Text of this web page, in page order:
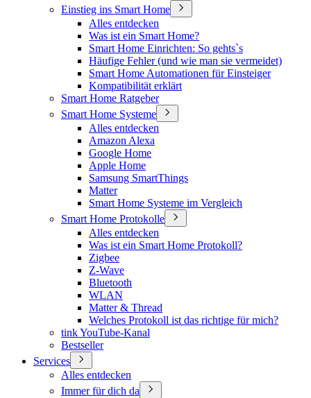
Einstieg ins Smart Home
Alles entdecken
Was ist ein Smart Home?
Smart Home Einrichten: So gehts`s
Häufige Fehler (und wie man sie vermeidet)
Smart Home Automationen für Einsteiger
Kompatibilität erklärt
Smart Home Ratgeber
Smart Home Systeme
Alles entdecken
Amazon Alexa
Google Home
Apple Home
Samsung SmartThings
Matter
Smart Home Systeme im Vergleich
Smart Home Protokolle
Alles entdecken
Was ist ein Smart Home Protokoll?
Zigbee
Z-Wave
Bluetooth
WLAN
Matter & Thread
Welches Protokoll ist das richtige für mich?
tink YouTube-Kanal
Bestseller
Services
Alles entdecken
Immer für dich da